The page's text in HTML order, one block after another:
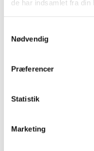
de har indsamlet fra din
Nødvendig
Præferencer
Statistik
Marketing
Sofaer &